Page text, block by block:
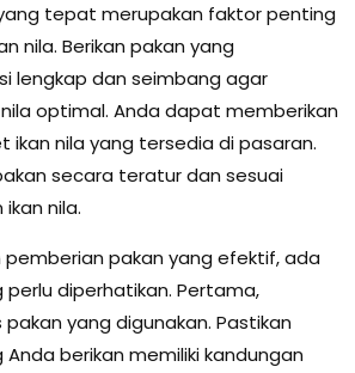
tepat merupakan faktor penting
nila. Berikan pakan yang
lengkap dan seimbang agar
optimal. Anda dapat memberikan
ikan nila yang tersedia di pasaran.
secara teratur dan sesuai
nila.
pakan yang efektif, ada
diperhatikan. Pertama,
yang digunakan. Pastikan
berikan memiliki kandungan